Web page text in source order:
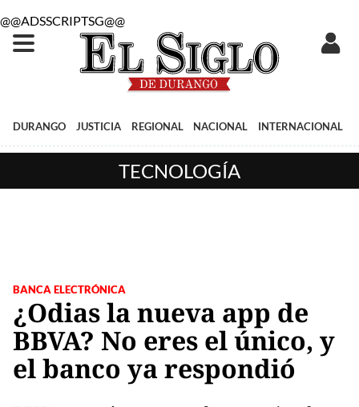
@@ADSSCRIPTSG@@
DURANGO JUSTICIA REGIONAL NACIONAL INTERNACIONAL
TECNOLOGÍA
BANCA ELECTRÓNICA
¿Odias la nueva app de
BBVA? No eres el único, y
el banco ya respondió